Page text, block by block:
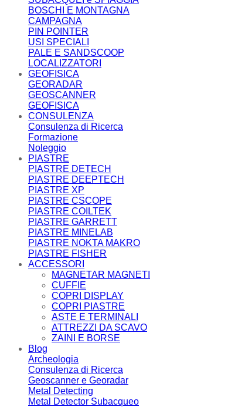
BOSCHI E MONTAGNA
CAMPAGNA
PIN POINTER
USI SPECIALI
PALE E SANDSCOOP
LOCALIZZATORI
GEOFISICA
GEORADAR
GEOSCANNER
GEOFISICA
CONSULENZA
Consulenza di Ricerca
Formazione
Noleggio
PIASTRE
PIASTRE DETECH
PIASTRE DEEPTECH
PIASTRE XP
PIASTRE CSCOPE
PIASTRE COILTEK
PIASTRE GARRETT
PIASTRE MINELAB
PIASTRE NOKTA MAKRO
PIASTRE FISHER
ACCESSORI
MAGNETAR MAGNETI
CUFFIE
COPRI DISPLAY
COPRI PIASTRE
ASTE E TERMINALI
ATTREZZI DA SCAVO
ZAINI E BORSE
Blog
Archeologia
Consulenza di Ricerca
Geoscanner e Georadar
Metal Detecting
Metal Detector Subacqueo